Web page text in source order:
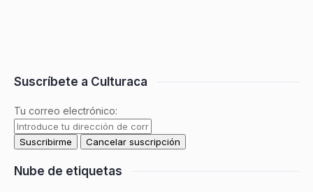
Suscríbete a Culturaca
Tu correo electrónico:
Nube de etiquetas